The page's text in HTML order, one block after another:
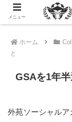
ホーム
と
GSAを1年
外苑ソーシャル
メニュー